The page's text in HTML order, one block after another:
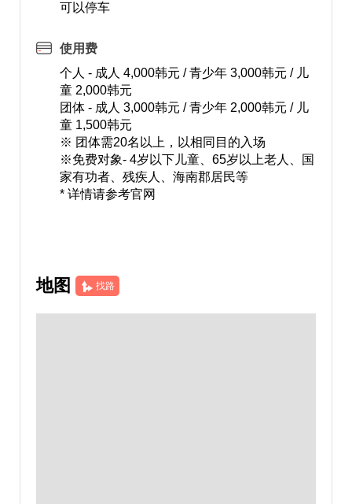
可以停车
使用费
个人 - 成人 4,000韩元 / 青少年 3,000韩元 / 儿
童 2,000韩元
团体 - 成人 3,000韩元 / 青少年 2,000韩元 / 儿
童 1,500韩元
※ 团体需20名以上，以相同目的入场
※免费对象- 4岁以下儿童、65岁以上老人、国
家有功者、残疾人、海南郡居民等
* 详情请参考官网
地图 找路